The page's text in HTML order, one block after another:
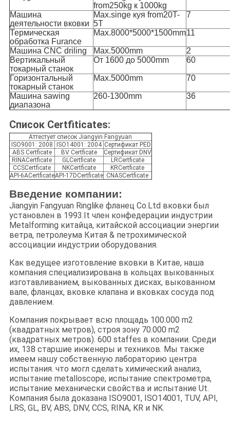
from250kg к 1000kg
Машина
деятельности вковки
Max.singe куя from20T-
5T
7
Термическая
обработка Furance
Max.8000*5000*1500mm11
Машина CNC driling Max.5000mm
2
Вертикальный
токарный станок
От 1600 до 5000mm 60
Горизонтальный
токарный станок
Max.5000mm 70
Машина sawing
диапазона
260-1300mm 36
Список Certfiticates:
Аттестует список Jiangyin Fangyuan
ISO9001: 2008
ISO14001: 2004 Сертификат PED
ABS Certficate
BV Certficate
Сертификат DNV
RINACertficate
GLCertficate
LRCertficate
CCSCertficate
NKCertficate
KRCertficate
API-6ACertficateAPI-17DCertficate CNASCertficate
Введение компании:
Jiangyin Fangyuan Ringlike фланец Co.Ltd вковки был
установлен в 1993.It член конфедерации индустрии
Metalforming китайца, китайской ассоциации энергии
ветра, петролеума Китая & петрохимической
ассоциации индустрии оборудования.
Как ведущее изготовление вковки в Китае, наша
компания специализирована в кольцах выкованных
изготавливанием, выкованных дисках, выкованном
вале, фланцах, вковке клапана и вковках сосуда под
давлением.
Компания покрывает всю площадь 100.000 m2
(квадратных метров), строя зону 70.000 m2
(квадратных метров). 600 staffes в компании. Среди
их, 138 старшие инженеры и техников. Мы также
имеем нашу собственную лабораторию центра
испытания. что могл сделать химический анализ,
испытание metalloscope, испытание спектрометра,
испытание механически свойства и испытание Ut.
Компания была доказана ISO9001, ISO14001, TUV, API,
LRS, GL, BV, ABS, DNV, CCS, RINA, KR и NK.